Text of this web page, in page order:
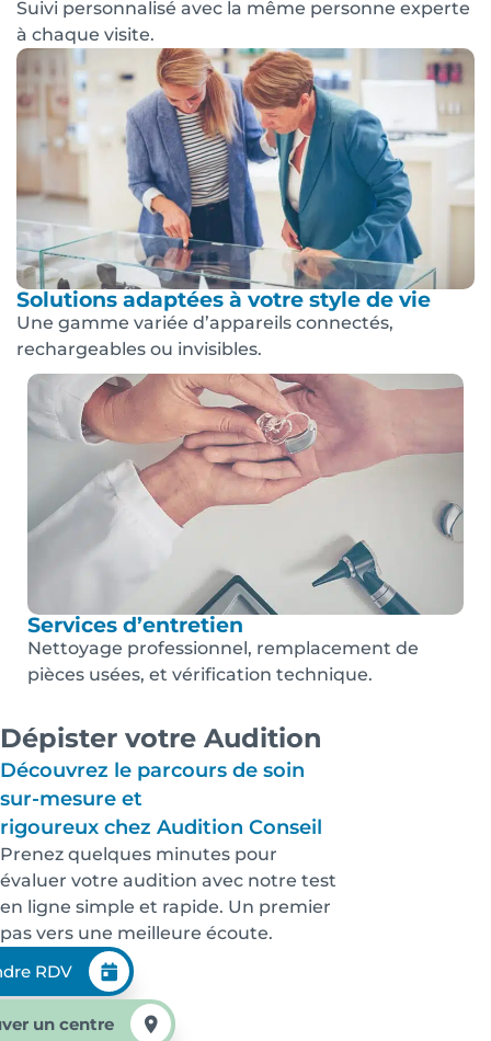
Suivi personnalisé avec la même personne experte
à chaque visite.
Solutions adaptées à votre style de vie
Une gamme variée d’appareils connectés,
rechargeables ou invisibles.
Services d’entretien
Nettoyage professionnel, remplacement de
pièces usées, et vérification technique.
Dépister votre Audition
Découvrez le parcours de soin
sur-mesure et
rigoureux chez Audition Conseil
Prenez quelques minutes pour
évaluer votre audition avec notre test
en ligne simple et rapide. Un premier
pas vers une meilleure écoute.
RDV
un centre